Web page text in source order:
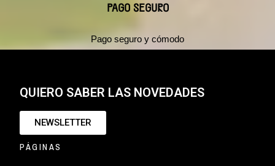
PAGO SEGURO
Pago seguro y cómodo
QUIERO SABER LAS NOVEDADES
NEWSLETTER
PÁGINAS